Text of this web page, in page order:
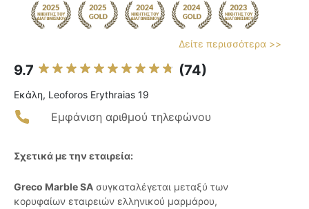
Δείτε περισσότερα >>
9.7 (74)
Εκάλη, Leoforos Erythraias 19
Εμφάνιση αριθμού τηλεφώνου
Σχετικά με την εταιρεία:
Greco Marble SA συγκαταλέγεται μεταξύ των
κορυφαίων εταιρειών ελληνικού μαρμάρου,